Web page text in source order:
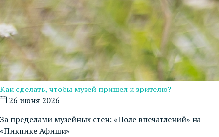
Как сделать, чтобы музей пришел к зрителю?
26 июня 2026
За пределами музейных стен: «Поле впечатлений» на
«Пикнике Афиши»